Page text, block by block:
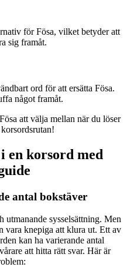
för Fösa, vilket betyder att
sig framåt.
ord för att ersätta Fösa.
något framåt.
att välja mellan när du löser
korsord med
antal bokstäver
sysselsättning. Men
vara knepiga att klura ut. Ett av
kan ha varierande antal
att hitta rätt svar. Här är